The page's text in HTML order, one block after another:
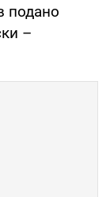
подано
–